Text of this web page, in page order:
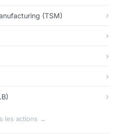
(TSM)
les actions →